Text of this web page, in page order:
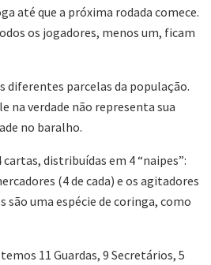
até que a próxima rodada comece.
os jogadores, menos um, ficam
diferentes parcelas da população.
na verdade não representa sua
no baralho.
distribuídas em 4 “naipes”:
(4 de cada) e os agitadores
são uma espécie de coringa, como
11 Guardas, 9 Secretários, 5